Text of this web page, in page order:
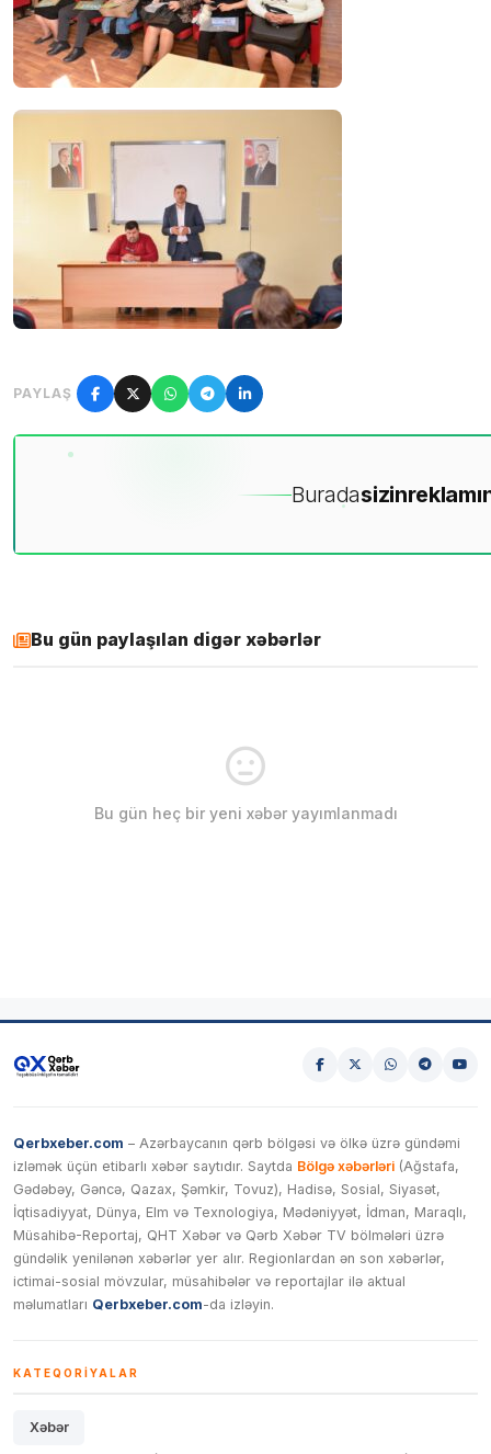
PAYLAŞ
Buradasizin
Bu gün paylaşılan digər xəbərlər
Bu gün heç bir yeni xəbər yayımlanmadı
Qerbxeber.com – Azərbaycanın qərb bölgəsi və ölkə üzrə gündəmi
izləmək üçün etibarlı xəbər saytıdır. Saytda Bölgə xəbərləri (Ağstafa,
Gədəbəy, Gəncə, Qazax, Şəmkir, Tovuz), Hadisə, Sosial, Siyasət,
İqtisadiyyat, Dünya, Elm və Texnologiya, Mədəniyyət, İdman, Maraqlı,
Müsahibə-Reportaj, QHT Xəbər və Qərb Xəbər TV bölmələri üzrə
gündəlik yenilənən xəbərlər yer alır. Regionlardan ən son xəbərlər,
ictimai-sosial mövzular, müsahibələr və reportajlar ilə aktual
məlumatları Qerbxeber.com-da izləyin.
KATEQORIYALAR
Xəbər